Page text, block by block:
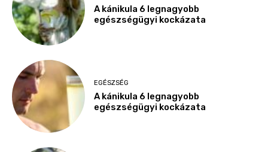
A kánikula 6 legnagyobb
egészségügyi kockázata
EGÉSZSÉG
A kánikula 6 legnagyobb
egészségügyi kockázata